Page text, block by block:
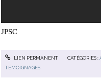
JPSC
LIEN PERMANENT CATÉGORIES :
TÉMOIGNAGES